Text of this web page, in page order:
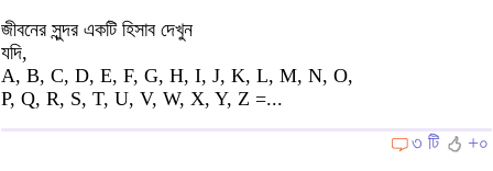
জীবনের সুন্দর একটি হিসাব দেখুন
যদি,
A, B, C, D, E, F, G, H, I, J, K, L, M, N, O,
P, Q, R, S, T, U, V, W, X, Y, Z =...
৩ টি
+০